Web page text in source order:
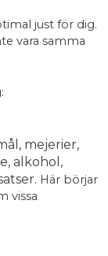
just för dig.
vara samma
mejerier,
alkohol,
Här börjar
vissa